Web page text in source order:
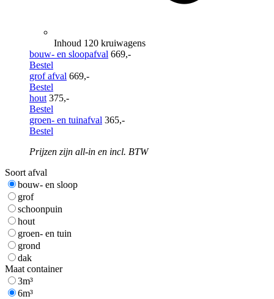
Inhoud 120 kruiwagens
bouw- en sloopafval 669,-
Bestel
grof afval 669,-
Bestel
hout 375,-
Bestel
groen- en tuinafval 365,-
Bestel
Prijzen zijn all-in en incl. BTW
Soort afval
bouw- en sloop
grof
schoonpuin
hout
groen- en tuin
grond
dak
Maat container
3m³
6m³